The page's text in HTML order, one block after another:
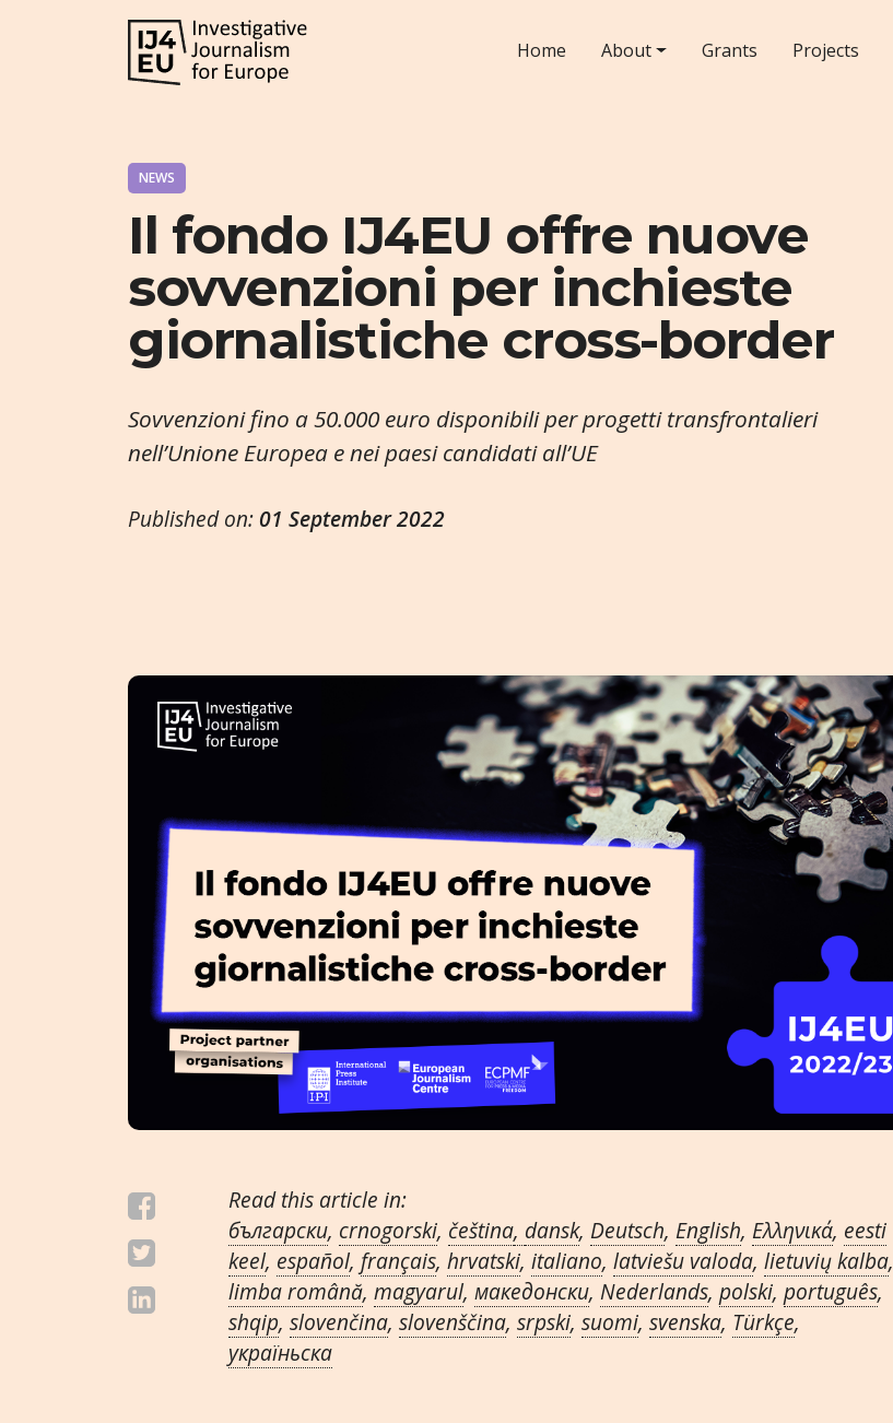
Home About Grants Projects
NEWS
Il fondo IJ4EU offre nuove
sovvenzioni per inchieste
giornalistiche cross-border
Sovvenzioni fino a 50.000 euro disponibili per progetti transfrontalieri
nell’Unione Europea e nei paesi candidati all’UE
Published on: 01 September 2022
Read this article in:
български, crnogorski, čeština, dansk, Deutsch, English, Ελληνικά, eesti
keel, español, français,hrvatski,italiano,latviešu valoda,lietuvių kalba,
limba română,magyarul,македонски,Nederlands,polski,português,
shqip,slovenčina,slovenščina,srpski,suomi,svenska, Türkçe,
украïньска